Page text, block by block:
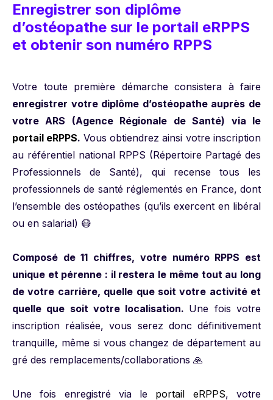
Enregistrer son diplôme
d’ostéopathe sur le portail eRPPS
et obtenir son numéro RPPS
Votre toute première démarche consistera à faire
enregistrer votre diplôme d’ostéopathe auprès de
votre ARS (Agence Régionale de Santé) via le
portail eRPPS. Vous obtiendrez ainsi votre inscription
au référentiel national RPPS (Répertoire Partagé des
Professionnels de Santé), qui recense tous les
professionnels de santé réglementés en France, dont
l’ensemble des ostéopathes (qu’ils exercent en libéral
ou en salarial) 😷
Composé de 11 chiffres, votre numéro RPPS est
unique et pérenne : il restera le même tout au long
de votre carrière, quelle que soit votre activité et
quelle que soit votre localisation. Une fois votre
inscription réalisée, vous serez donc définitivement
tranquille, même si vous changez de département au
gré des remplacements/collaborations 🙏
Une fois enregistré via le portail eRPPS, votre